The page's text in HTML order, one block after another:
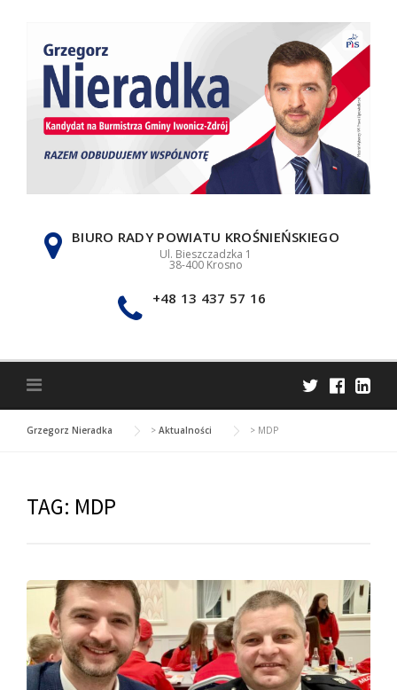
BIURO RADY POWIATU KROŚNIEŃSKIEGO
Ul. Bieszczadzka 1
38-400 Krosno
+48 13 437 57 16
Grzegorz Nieradka > Aktualności > MDP
TAG: MDP